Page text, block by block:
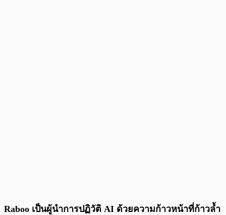
Raboo เป็นผู้นำการปฏิวัติ AI ด้วยความก้าวหน้าที่ก้าวล้ำ